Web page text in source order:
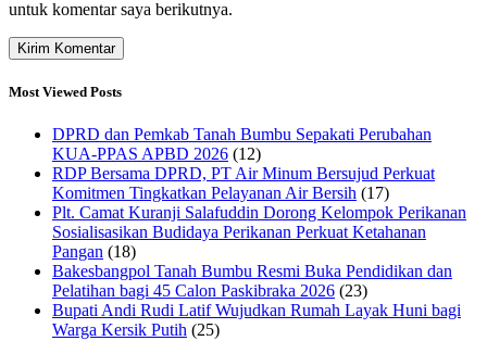
untuk komentar saya berikutnya.
Most Viewed Posts
DPRD dan Pemkab Tanah Bumbu Sepakati Perubahan
KUA-PPAS APBD 2026 (12)
RDP Bersama DPRD, PT Air Minum Bersujud Perkuat
Komitmen Tingkatkan Pelayanan Air Bersih (17)
Plt. Camat Kuranji Salafuddin Dorong Kelompok Perikanan
Sosialisasikan Budidaya Perikanan Perkuat Ketahanan
Pangan (18)
Bakesbangpol Tanah Bumbu Resmi Buka Pendidikan dan
Pelatihan bagi 45 Calon Paskibraka 2026 (23)
Bupati Andi Rudi Latif Wujudkan Rumah Layak Huni bagi
Warga Kersik Putih (25)